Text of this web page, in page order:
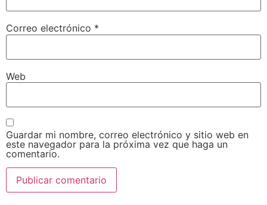
Correo electrónico *
Web
Guardar mi nombre, correo electrónico y sitio web en
este navegador para la próxima vez que haga un
comentario.